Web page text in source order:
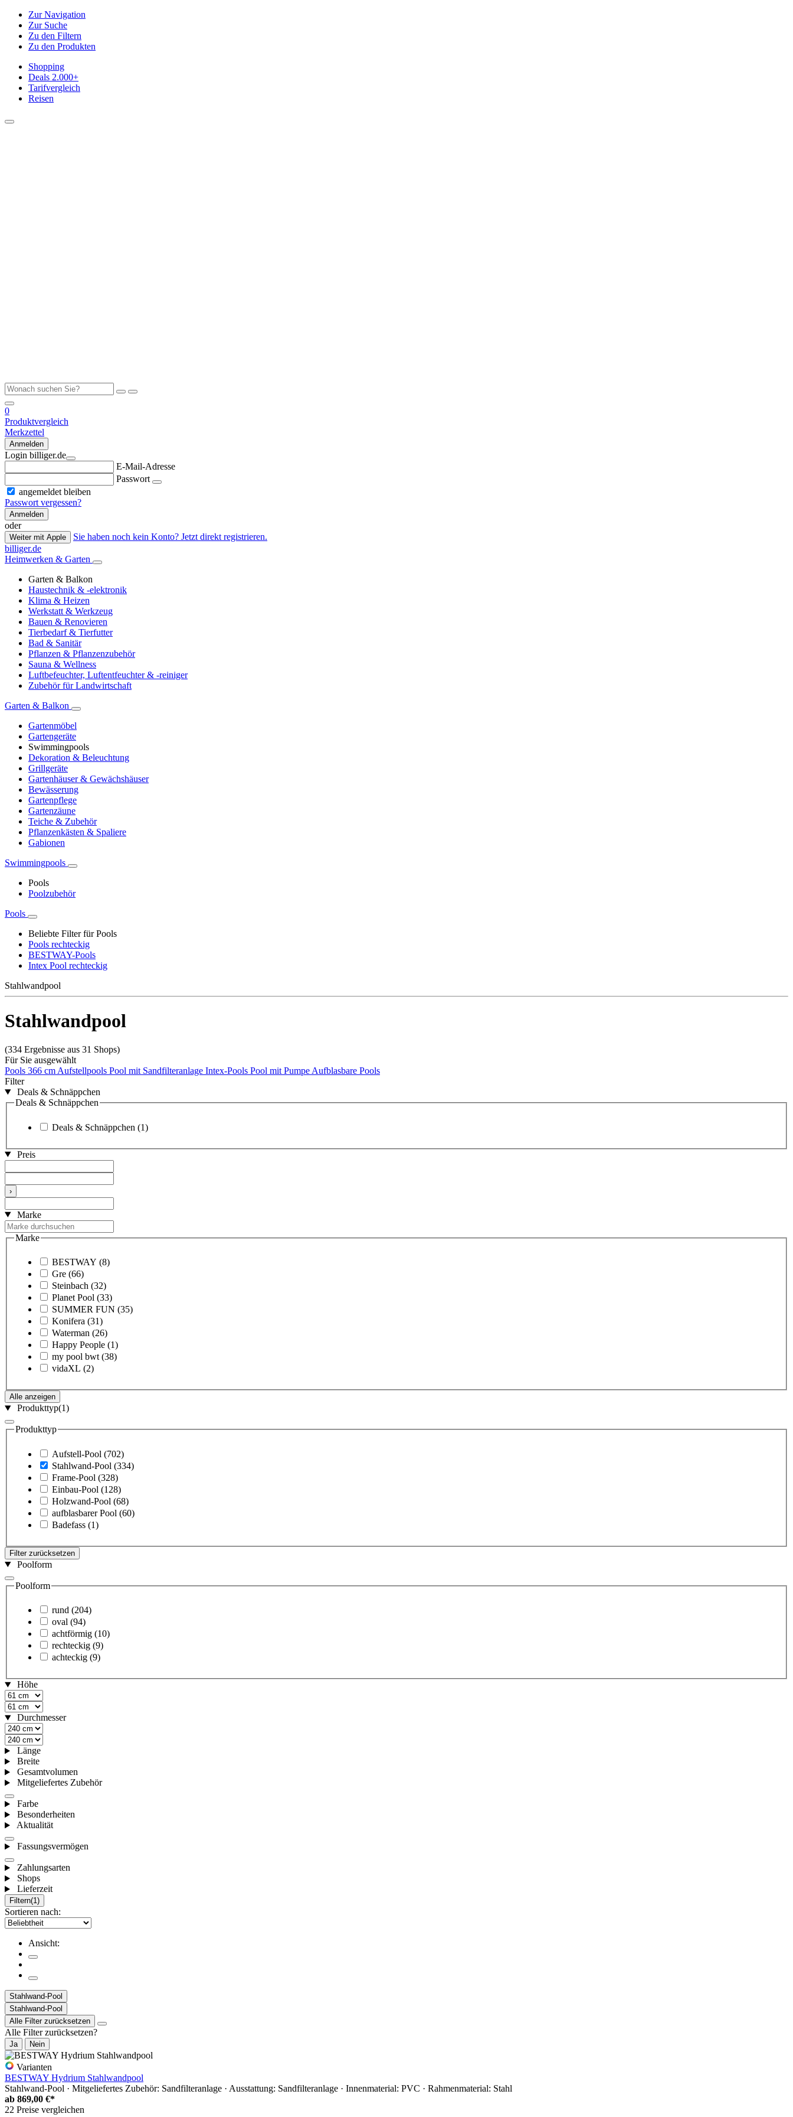
Zur Navigation
Zur Suche
Zu den Filtern
Zu den Produkten
Shopping
Deals 2.000+
Tarifvergleich
Reisen
0
Produktvergleich
Merkzettel
Anmelden
Login billiger.de
E-Mail-Adresse
Passwort
angemeldet bleiben
Passwort vergessen?
Anmelden
oder
Weiter mit Apple
Sie haben noch kein Konto? Jetzt direkt registrieren.
billiger.de
Heimwerken & Garten
Garten & Balkon
Haustechnik & -elektronik
Klima & Heizen
Werkstatt & Werkzeug
Bauen & Renovieren
Tierbedarf & Tierfutter
Bad & Sanitär
Pflanzen & Pflanzenzubehör
Sauna & Wellness
Luftbefeuchter, Luftentfeuchter & -reiniger
Zubehör für Landwirtschaft
Garten & Balkon
Gartenmöbel
Gartengeräte
Swimmingpools
Dekoration & Beleuchtung
Grillgeräte
Gartenhäuser & Gewächshäuser
Bewässerung
Gartenpflege
Gartenzäune
Teiche & Zubehör
Pflanzenkästen & Spaliere
Gabionen
Swimmingpools
Pools
Poolzubehör
Pools
Beliebte Filter für Pools
Pools rechteckig
BESTWAY-Pools
Intex Pool rechteckig
Stahlwandpool
Stahlwandpool
(334 Ergebnisse aus 31 Shops)
Für Sie ausgewählt
Pools 366 cm Aufstellpools Pool mit Sandfilteranlage Intex-Pools Pool mit Pumpe Aufblasbare Pools
Filter
Deals & Schnäppchen
Deals & Schnäppchen
Deals & Schnäppchen (1)
Preis
›
Marke
Marke
BESTWAY (8)
Gre (66)
Steinbach (32)
Planet Pool (33)
SUMMER FUN (35)
Konifera (31)
Waterman (26)
Happy People (1)
my pool bwt (38)
vidaXL (2)
Alle anzeigen
Produkttyp(1)
Produkttyp
Aufstell-Pool (702)
Stahlwand-Pool (334)
Frame-Pool (328)
Einbau-Pool (128)
Holzwand-Pool (68)
aufblasbarer Pool (60)
Badefass (1)
Filter zurücksetzen
Poolform
Poolform
rund (204)
oval (94)
achtförmig (10)
rechteckig (9)
achteckig (9)
Höhe
Durchmesser
Länge
Breite
Gesamtvolumen
Mitgeliefertes Zubehör
Farbe
Besonderheiten
Aktualität
Fassungsvermögen
Zahlungsarten
Shops
Lieferzeit
Filtern(1)
Sortieren nach:
Ansicht:
Stahlwand-Pool
Stahlwand-Pool
Alle Filter zurücksetzen
Alle Filter zurücksetzen?
Ja Nein
Varianten
BESTWAY Hydrium Stahlwandpool
Stahlwand-Pool · Mitgeliefertes Zubehör: Sandfilteranlage · Ausstattung: Sandfilteranlage · Innenmaterial: PVC · Rahmenmaterial: Stahl
ab 869,00 €*
22 Preise vergleichen